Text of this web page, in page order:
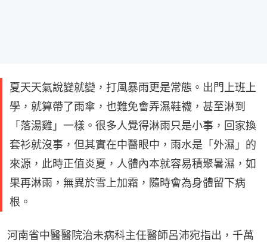
夏天天氣說變就變，打風暴雨更是常態。出門上班上
學，就算帶了雨傘，也難免會弄濕鞋襪，甚至淋到
「落湯雞」一樣。很多人覺得淋雨只是小事，回家換
套衫就沒事，但其實在中醫眼中，雨水是「外濕」的
來源，此時正值炎夏，人體內本就容易積聚暑濕，如
果再淋雨，無異於雪上加霜，隨時會為身體留下病
根。
河南省中醫醫院治未病科主任醫師呂沛宛指出，千萬